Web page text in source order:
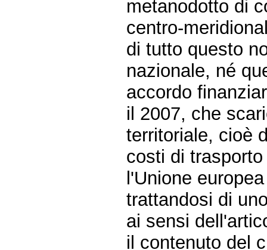
metanodotto di
centro-
di tutto questo
nazionale, né
accordo
il 2007, che
territoriale, cioè
costi di
l'Unione
trattandosi di
ai sensi
il contenuto del